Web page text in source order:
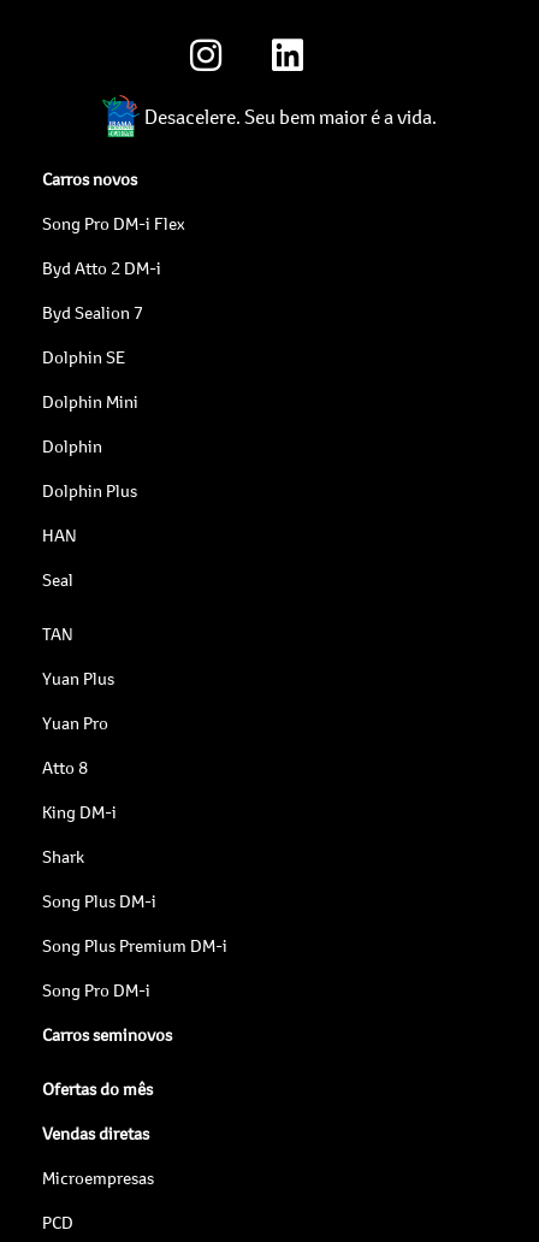
Desacelere. Seu bem maior é a vida.
Carros novos
Song Pro DM-i Flex
Byd Atto 2 DM-i
Byd Sealion 7
Dolphin SE
Dolphin Mini
Dolphin
Dolphin Plus
HAN
Seal
TAN
Yuan Plus
Yuan Pro
Atto 8
King DM-i
Shark
Song Plus DM-i
Song Plus Premium DM-i
Song Pro DM-i
Carros seminovos
Ofertas do mês
Vendas diretas
Microempresas
PCD